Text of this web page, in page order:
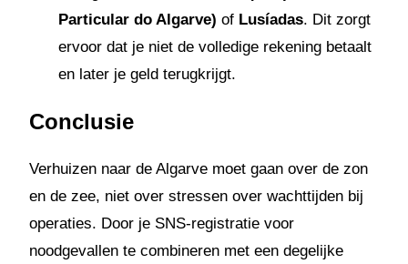
Particular do Algarve) of Lusíadas. Dit zorgt
ervoor dat je niet de volledige rekening betaalt
en later je geld terugkrijgt.
Conclusie
Verhuizen naar de Algarve moet gaan over de zon
en de zee, niet over stressen over wachttijden bij
operaties. Door je SNS-registratie voor
noodgevallen te combineren met een degelijke